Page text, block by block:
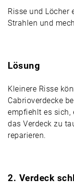
Risse und Löcher
Strahlen und
Lösung
Kleinere Risse
Cabrioverdecke
empfiehlt es sich,
das Verdeck zu
reparieren.
2. Verdeck